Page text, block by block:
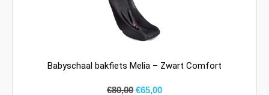
Babyschaal bakfiets Melia – Zwart Comfort
€80,00 €65,00